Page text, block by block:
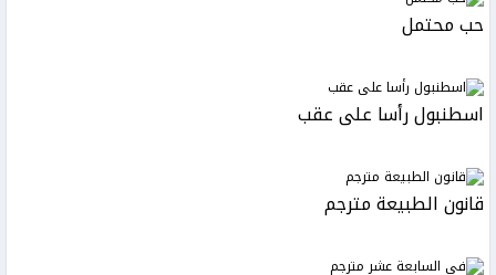
حب محتمل
اسطنبول رأسا على عقب
قانون الطبيعة مترجم